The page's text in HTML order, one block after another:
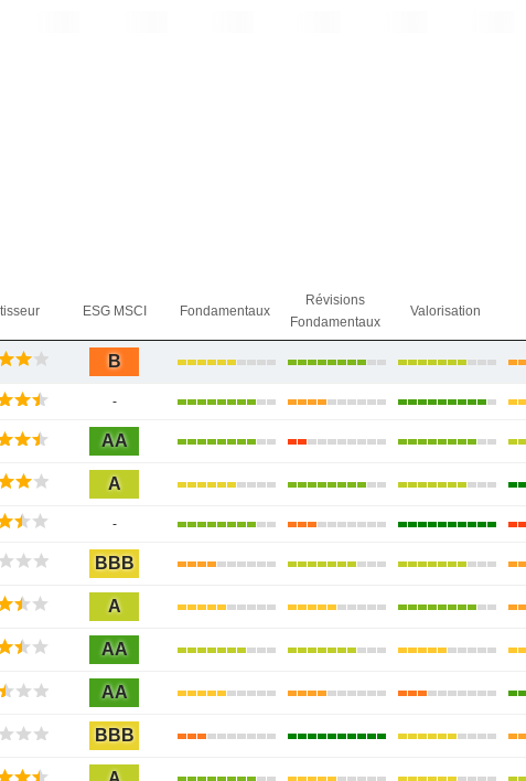
ESG MSCI Fondamentaux
Révisions
Fondamentaux
Valorisation
B
-
AA
A
-
BBB
A
AA
AA
BBB